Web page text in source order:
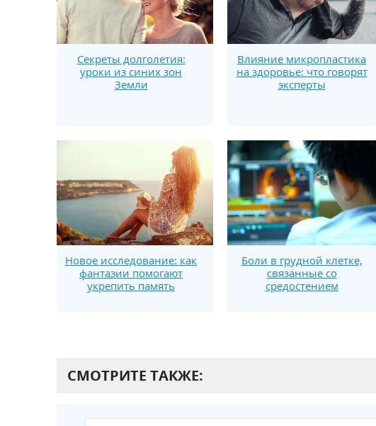
Секреты долголетия:
уроки из синих зон
Земли
Влияние микропластика
на здоровье: что говорят
эксперты
Новое исследование: как
фантазии помогают
укрепить память
Боли в грудной клетке,
связанные со
средостением
СМОТРИТЕ ТАКЖЕ: